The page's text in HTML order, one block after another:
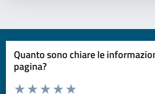
Quanto sono chiare le
pagina?
Valuta da 1 a 5 stelle la pagina